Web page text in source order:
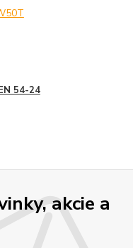
54-24
akcie a